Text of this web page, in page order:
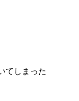
てしまった